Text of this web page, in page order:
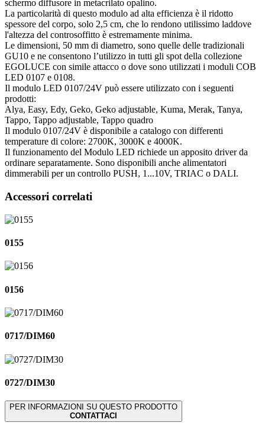
schermo diffusore in metacrilato opalino.
La particolarità di questo modulo ad alta efficienza è il ridotto
spessore del corpo, solo 2,5 cm, che lo rendono utilissimo laddove
l'altezza del controsoffitto è estremamente minima.
Le dimensioni, 50 mm di diametro, sono quelle delle tradizionali
GU10 e ne consentono l’utilizzo in tutti gli spot della collezione
EGOLUCE con simile attacco o dove sono utilizzati i moduli COB
LED 0107 e 0108.
Il modulo LED 0107/24V può essere utilizzato con i seguenti
prodotti:
Alya, Easy, Edy, Geko, Geko adjustable, Kuma, Merak, Tanya,
Tappo, Tappo adjustable, Tappo quadro
Il modulo 0107/24V è disponibile a catalogo con differenti
temperature di colore: 2700K, 3000K e 4000K.
Il funzionamento del Modulo LED richiede un apposito driver da
ordinare separatamente. Sono disponibili anche alimentatori
dimmerabili per un controllo PUSH, 1...10V, TRIAC o DALI.
Accessori correlati
0155
0156
0717/DIM60
0727/DIM30
PER INFORMAZIONI SU QUESTO PRODOTTO
CONTATTACI